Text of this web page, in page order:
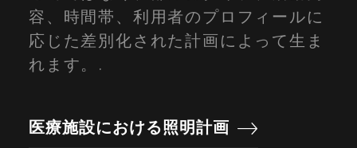
容、時間帯、利用者のプロフィールに
応じた差別化された計画によって生ま
れます。.
医療施設における照明計画